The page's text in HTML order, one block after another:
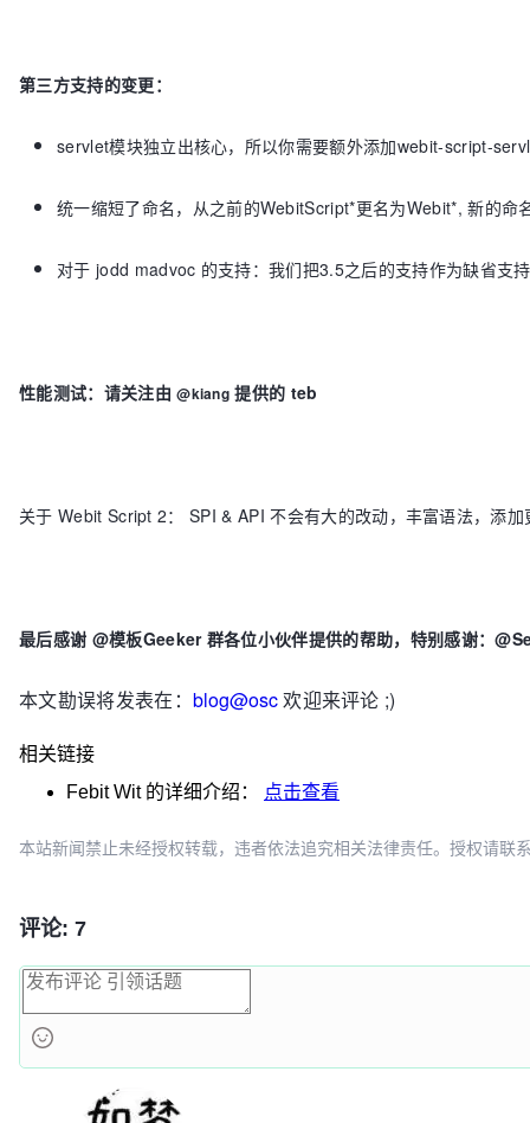
第三方支持的变更：
servlet模块独立出核心，所以你需要额外添加webit-script-
统一缩短了命名，从之前的WebitScript*更名为Webit*, 新的
对于 jodd madvoc 的支持：我们把3.5之后的支持作为缺省支
性能测试： 请关注由 @kiang 提供的 teb
关于 Webit Script 2： SPI & API 不会有大的改动，丰富语法，添
最后感谢 @模板Geeker 群各位小伙伴提供的帮助，特别感谢：
本文勘误将发表在： blog@osc欢迎来评论 ;)
相关链接
Febit Wit的详细介绍： 点击查看
本站新闻禁止未经授权转载，违者依法追究相关法律责任。授权请联
评论: 7